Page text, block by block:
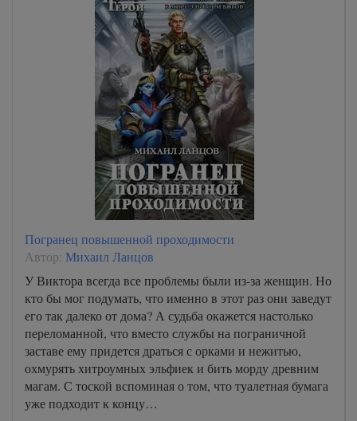
Погранец повышенной проходимости
Автор: Михаил Ланцов
У Виктора всегда все проблемы были из-за женщин. Но
кто бы мог подумать, что именно в этот раз они заведут
его так далеко от дома? А судьба окажется настолько
переломанной, что вместо службы на пограничной
заставе ему придется драться с орками и нежитью,
охмурять хитроумных эльфиек и бить морду древним
магам. С тоской вспоминая о том, что туалетная бумага
уже подходит к концу…